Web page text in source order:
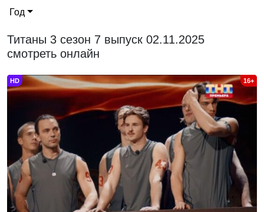
Год
Титаны 3 сезон 7 выпуск 02.11.2025
смотреть онлайн
HD 16+